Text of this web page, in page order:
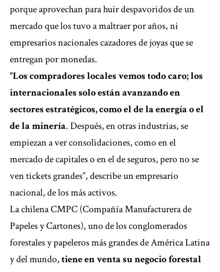
porque aprovechan para huir despavoridos de un
mercado que los tuvo a maltraer por años, ni
empresarios nacionales cazadores de joyas que se
entregan por monedas.
“Los compradores locales vemos todo caro; los
internacionales solo están avanzando en
sectores estratégicos, como el de la energía o el
de la minería. Después, en otras industrias, se
empiezan a ver consolidaciones, como en el
mercado de capitales o en el de seguros, pero no se
ven tickets grandes”, describe un empresario
nacional, de los más activos.
La chilena CMPC (Compañía Manufacturera de
Papeles y Cartones), uno de los conglomerados
forestales y papeleros más grandes de América Latina
y del mundo,tiene en venta su negocio forestal